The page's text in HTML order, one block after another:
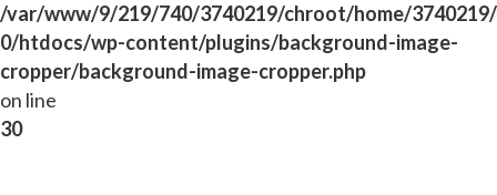
/var/www/9/219/740/3740219/chroot/home/
0/htdocs/wp-content/plugins/background-image-
cropper/background-image-cropper.php
on line
30